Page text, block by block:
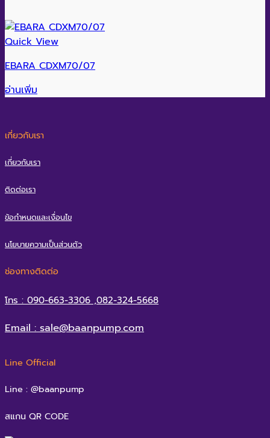
Quick View
EBARA CDXM70/07
อ่านเพิ่ม
เกี่ยวกับเรา
เกี่ยวกับเรา
ติดต่อเรา
ข้อกำหนดและเงื่อนไข
นโยบายความเป็นส่วนตัว
ช่องทางติดต่อ
โทร : 090-663-3306 ,082-324-5668
Email : sale@baanpump.com
Line Official
Line : @baanpump
สแกน QR CODE